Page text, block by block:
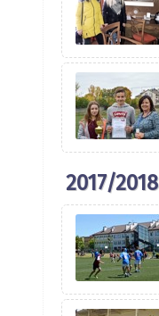
2017/2018